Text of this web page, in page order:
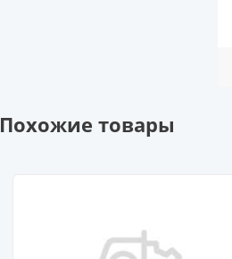
Похожие товары